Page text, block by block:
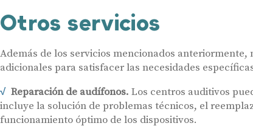
Otros servicios
Además de los servicios mencionados
adicionales para satisfacer las necesidades
Reparación de audífonos. Los centros auditivos
incluye la solución de problemas técnicos, el
funcionamiento óptimo de los dispositivos.